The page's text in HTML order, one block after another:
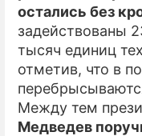
остались без
задействованы
тысяч единиц
отметив, что в
Между тем
Медведев